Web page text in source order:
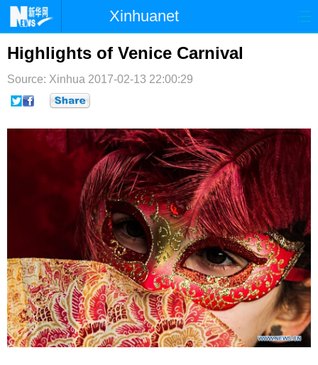
Xinhuanet
首页 时政 国际
台湾 财经 法治
纪检
文娱 图片 视频 论坛
微博
Highlights of Venice Carnival
Source: Xinhua 2017-02-13 22:00:29